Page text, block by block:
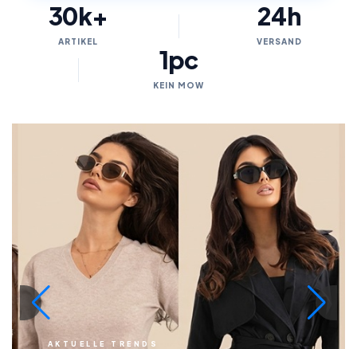
30k+
ARTIKEL
24h
VERSAND
1pc
KEIN MOW
AKTUELLE TRENDS